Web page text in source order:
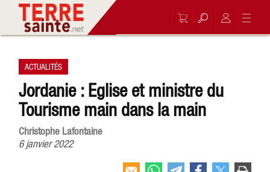
ACTUALITÉS
Jordanie : Eglise et ministre du
Tourisme main dans la main
Christophe Lafontaine
6 janvier 2022